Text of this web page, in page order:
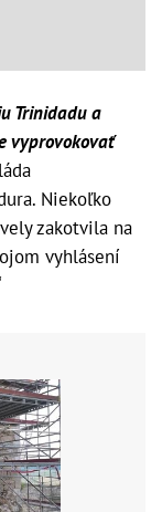
Trinidadu a
vyprovokovať
Niekoľko
zakotvila na
vyhlásení